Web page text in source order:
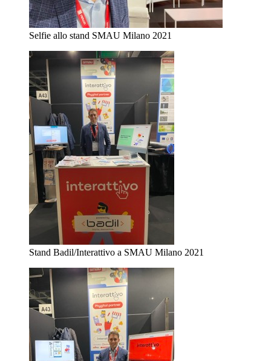
Selfie allo stand SMAU Milano 2021
Stand Badil/Interattivo a SMAU Milano 2021